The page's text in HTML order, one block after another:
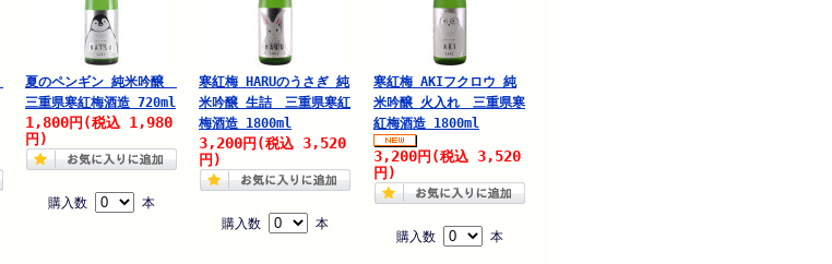
夏のペンギン 純米吟醸
三重県寒紅梅酒造 720ml
1,800円 (税込 1,980
円)
購入数 本
寒紅梅 HARUのうさぎ 純
米吟醸 生詰 三重県寒紅
梅酒造 1800ml
3,200円 (税込 3,520
円)
購入数 本
寒紅梅 AKIフクロウ 純
米吟醸 火入れ 三重県寒
紅梅酒造 1800ml
3,200円 (税込 3,520
円)
購入数 本